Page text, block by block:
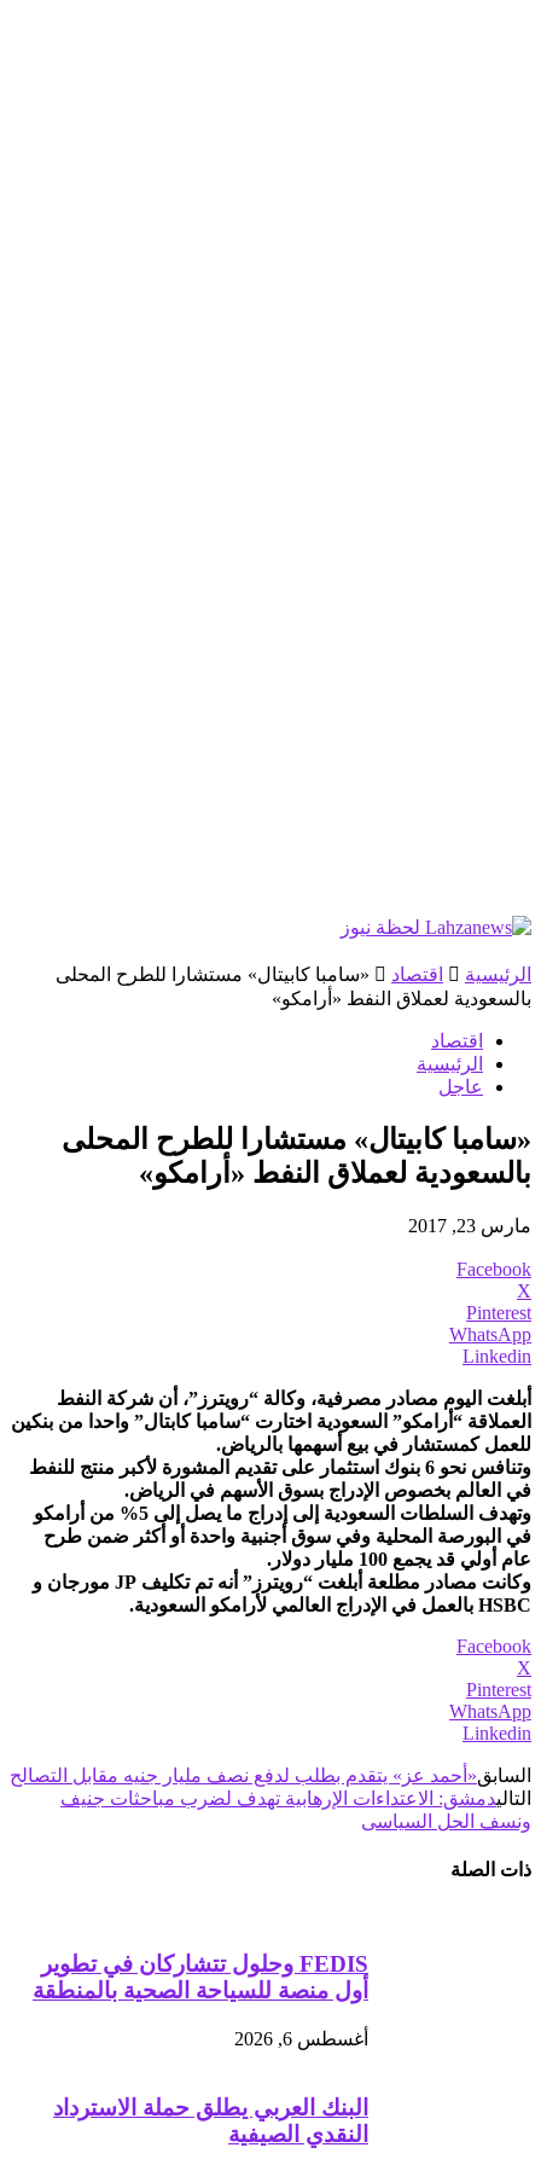
الرئيسية اقتصاد
«سامبا كابيتال» مستشارا للطرح المحلى
بالسعودية لعملاق النفط «أرامكو»
اقتصاد
الرئيسية
عاجل
«سامبا كابيتال» مستشارا للطرح المحلى
بالسعودية لعملاق النفط «أرامكو»
مارس 23, 2017
Facebook
X
Pinterest
WhatsApp
Linkedin
أبلغت اليوم مصادر مصرفية، وكالة “رويترز”، أن شركة النفط
العملاقة “أرامكو” السعودية اختارت “سامبا كابتال” واحدا من بنكين
للعمل كمستشار في بيع أسهمها بالرياض.
وتنافس نحو 6 بنوك استثمار على تقديم المشورة لأكبر منتج للنفط
في العالم بخصوص الإدراج بسوق الأسهم في الرياض.
وتهدف السلطات السعودية إلى إدراج ما يصل إلى 5% من أرامكو
في البورصة المحلية وفي سوق أجنبية واحدة أو أكثر ضمن طرح
عام أولي قد يجمع 100 مليار دولار.
وكانت مصادر مطلعة أبلغت “رويترز” أنه تم تكليف JP مورجان و
HSBC بالعمل في الإدراج العالمي لأرامكو السعودية.
Facebook
X
Pinterest
WhatsApp
Linkedin
السابق«أحمد عز» يتقدم بطلب لدفع نصف مليار جنيه مقابل التصالح
التاليدمشق: الاعتداءات الإرهابية تهدف لضرب مباحثات جنيف
ونسف الحل السياسى
ذات الصلة
FEDIS وحلول تتشاركان في تطوير
أول منصة للسياحة الصحية بالمنطقة
أغسطس 6, 2026
البنك العربي يطلق حملة الاسترداد
النقدي الصيفية